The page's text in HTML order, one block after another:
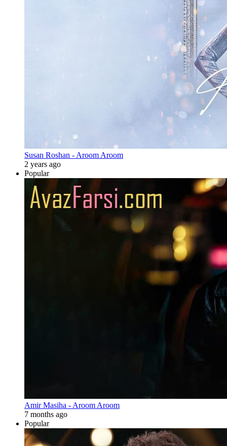
Susan Roshan - Aroom Aroom
2 years ago
Popular
Amir Masiha - Aroom Aroom
7 months ago
Popular